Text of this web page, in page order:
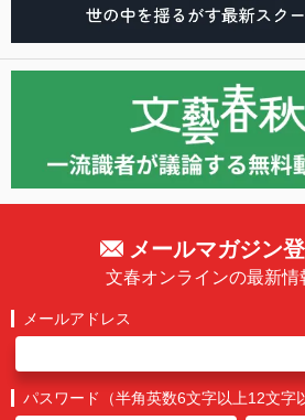
メールマガジン登
文春オンラインの最新情
メールアドレス
パスワード（半角英数6文字以上12文字